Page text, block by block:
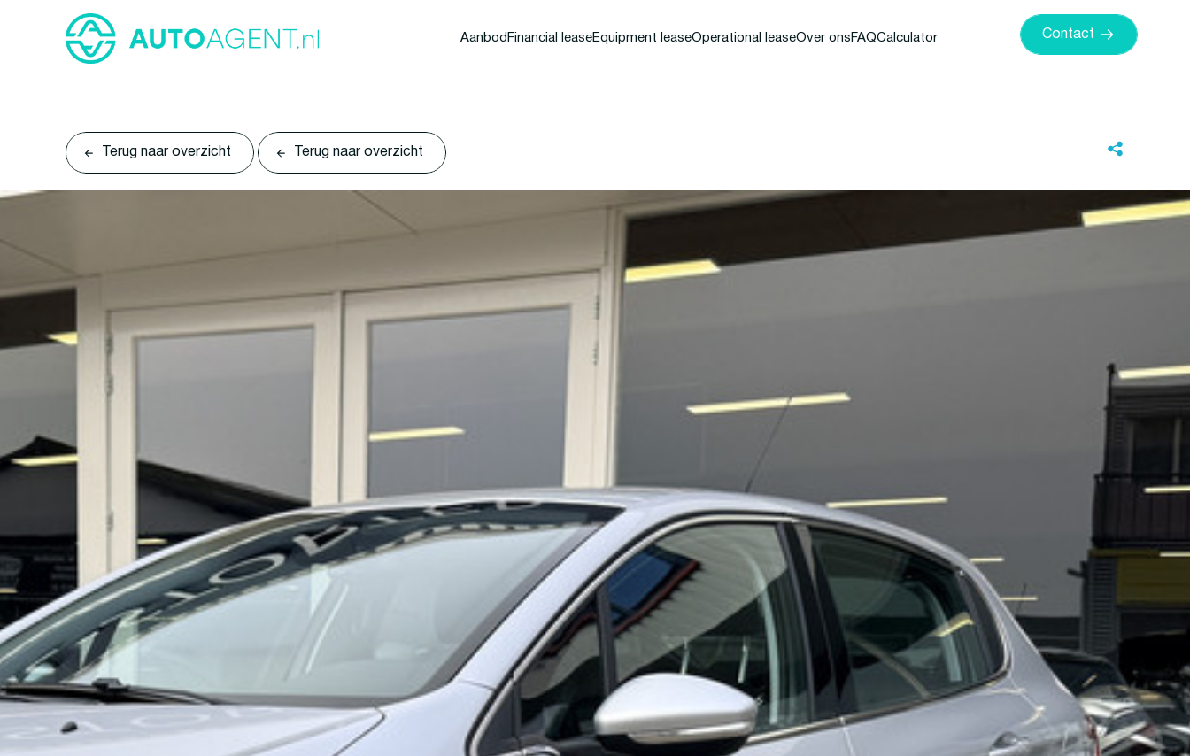
Aanbod Financial leaseEquipment leaseOperational leaseOver ons FAQCalculator Contact
Terug naar overzicht Terug naar overzicht